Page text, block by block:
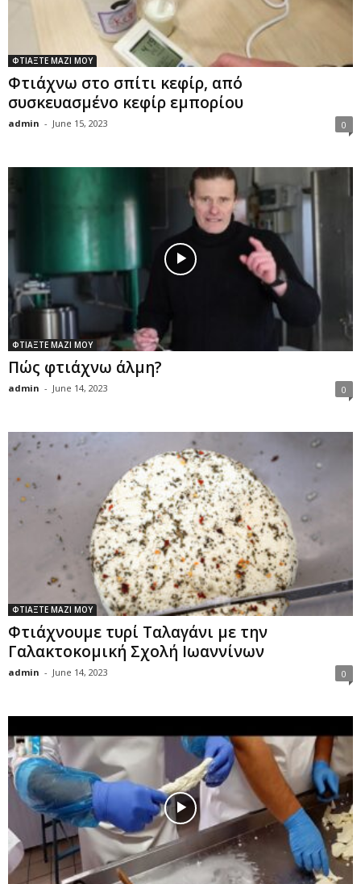
ΦΤΙΑΞΤΕ ΜΑΖΙ ΜΟΥ
Φτιάχνω στο σπίτι κεφίρ, από
συσκευασμένο κεφίρ εμπορίου
admin - June 15, 2023 0
ΦΤΙΑΞΤΕ ΜΑΖΙ ΜΟΥ
Πώς φτιάχνω άλμη?
admin - June 14, 2023 0
ΦΤΙΑΞΤΕ ΜΑΖΙ ΜΟΥ
Φτιάχνουμε τυρί Ταλαγάνι με την
Γαλακτοκομική Σχολή Ιωαννίνων
admin - June 14, 2023 0